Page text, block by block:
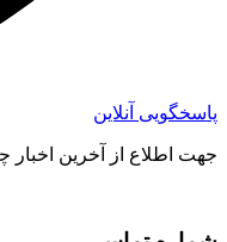
پاسخگویی آنلاین
جهت اطلاع از آخرین